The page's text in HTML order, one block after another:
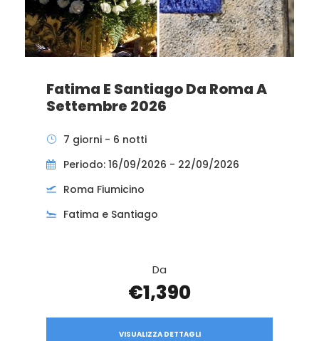
Fatima E Santiago Da Roma A
Settembre 2026
7 giorni - 6 notti
Periodo: 16/09/2026 - 22/09/2026
Roma Fiumicino
Fatima e Santiago
Da
€1,390
VISUALIZZA DETTAGLI